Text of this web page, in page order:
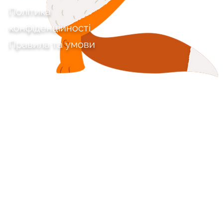
Політика
конфіденційності
Правила та умови